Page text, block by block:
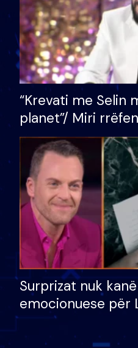
“Krevati me Selin
planet”/ Miri
bukura në
mungojë zilja e
Surprizat nuk
emocionuese për
nëna dhe fëmijët
nuk i mban dot